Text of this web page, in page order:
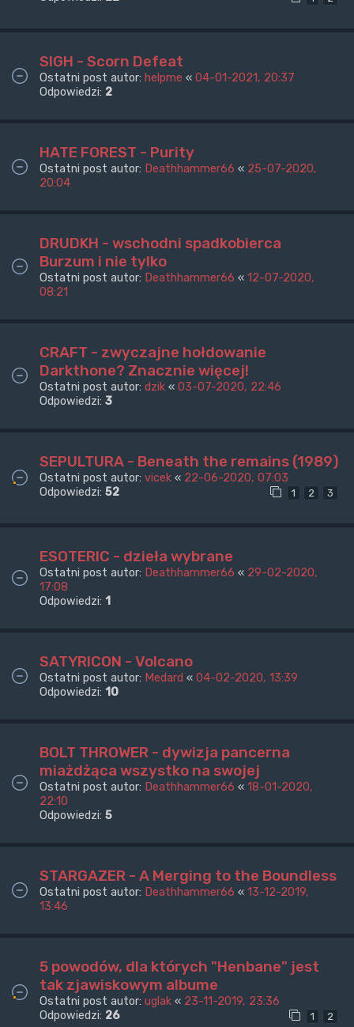
SIGH - Scorn Defeat
Ostatni post autor: helpme « 04-01-2021, 20:37
Odpowiedzi: 2
HATE FOREST - Purity
Ostatni post autor: Deathhammer66 « 25-07-2020,
20:04
DRUDKH - wschodni spadkobierca
Burzum i nie tylko
Ostatni post autor: Deathhammer66 « 12-07-2020,
08:21
CRAFT - zwyczajne hołdowanie
Darkthone? Znacznie więcej!
Ostatni post autor: dzik « 03-07-2020, 22:46
Odpowiedzi: 3
SEPULTURA - Beneath the remains (1989)
Ostatni post autor: vicek « 22-06-2020, 07:03
Odpowiedzi: 52 1 2 3
ESOTERIC - dzieła wybrane
Ostatni post autor: Deathhammer66 « 29-02-2020,
17:08
Odpowiedzi: 1
SATYRICON - Volcano
Ostatni post autor: Medard « 04-02-2020, 13:39
Odpowiedzi: 10
BOLT THROWER - dywizja pancerna
miażdżąca wszystko na swojej
Ostatni post autor: Deathhammer66 « 18-01-2020,
22:10
Odpowiedzi: 5
STARGAZER - A Merging to the Boundless
Ostatni post autor: Deathhammer66 « 13-12-2019,
13:46
5 powodów, dla których "Henbane" jest
tak zjawiskowym albume
Ostatni post autor: uglak « 23-11-2019, 23:36
Odpowiedzi: 26 1 2